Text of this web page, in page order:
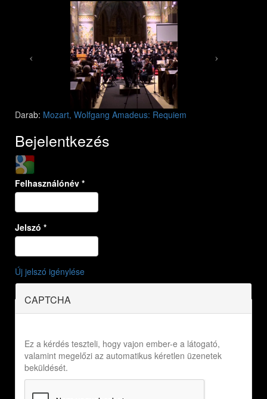
Mozart: Requiem
Mozart: Requiem
Darab: Mozart, Wolfgang Amadeus: Requiem
Bejelentkezés
Login with Google
Felhasználónév *
Jelszó *
Új jelszó igénylése
CAPTCHA
Ez a kérdés teszteli, hogy vajon ember-e a látogató,
valamint megelőzi az automatikus kéretlen üzenetek
beküldését.